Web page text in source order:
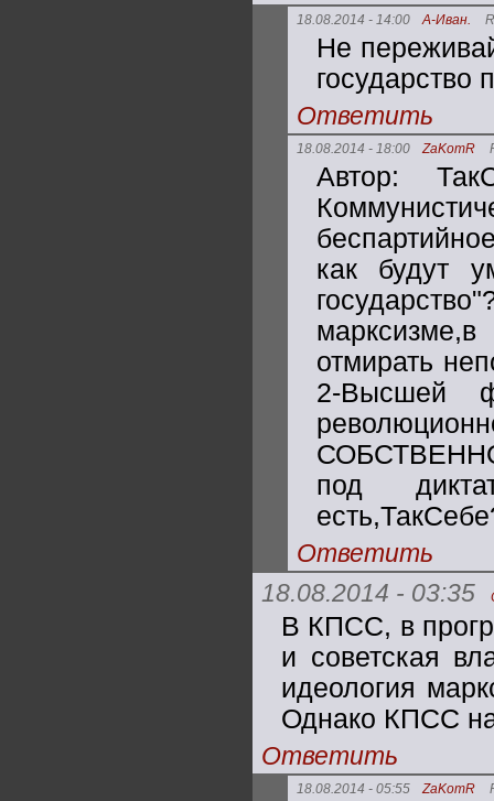
18.08.2014 - 14:00 А-Иван.
Не
государство
Ответить
18.08.2014 - 18:00 ZaKomR
Автор:
как будут
отмирать
2-Высшей
СОБСТВЕННО
под
Ответить
18.08.2014 - 03:35
В КПСС, в
и советская
идеология
Однако КПСС
Ответить
18.08.2014 - 05:55 ZaKomR